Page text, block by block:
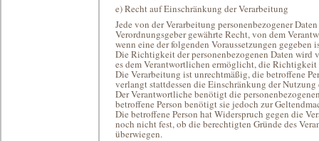
e) Recht auf Einschränkung der Verarbeitung
Jede von der Verarbeitung personenbezogener
Verordnungsgeber gewährte Recht, von dem
wenn eine der folgenden Voraussetzungen gegeben
Die Richtigkeit der personenbezogenen Daten wird
es dem Verantwortlichen ermöglicht, die Richtigkeit
Die Verarbeitung ist unrechtmäßig, die betroffene
verlangt stattdessen die Einschränkung der Nutzung
Der Verantwortliche benötigt die
betroffene Person benötigt sie jedoch zur
Die betroffene Person hat Widerspruch gegen die
noch nicht fest, ob die berechtigten Gründe des
überwiegen.